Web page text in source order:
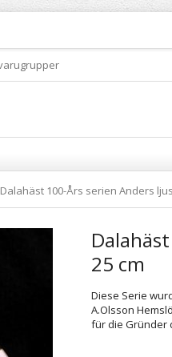
Dalahäst 100-Års serien Anders
25 cm
Diese Serie
A.Olsson
für die Gründer